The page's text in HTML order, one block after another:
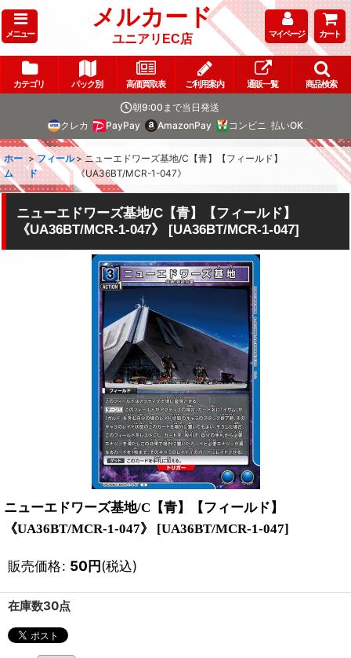
メニュー
メルカード
ユニアリEC店 マイページ カート
カテゴリ パック別 高価買取表 ご利用案内 通販一覧 商品検索
朝9:00まで当日発送
クレカ
PayPay AmazonPay コンビニ 払いOK
ホー
ム
> フィール
ド
> ニューエドワーズ基地/C【青】【フィールド】
《UA36BT/MCR-1-047》
ニューエドワーズ基地/C【青】【フィールド】
《UA36BT/MCR-1-047》
[UA36BT/MCR-1-047]
ニューエドワーズ基地/C【青】【フィールド】
《UA36BT/MCR-1-047》
[UA36BT/MCR-1-047]
販売価格: 50円(税込)
在庫数30点